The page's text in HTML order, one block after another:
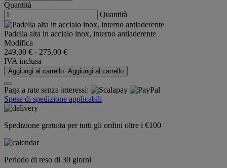
Quantità
Quantità
Padella alta in acciaio inox, interno antiaderente
Modifica
249,00 € - 275,00 €
IVA inclusa
Aggiungi al carrello Aggiungi al carrello
Paga a rate senza interessi:
Spese di spedizione applicabili
Spedizione gratuita per tutti gli ordini oltre i €100
Periodo di reso di 30 giorni